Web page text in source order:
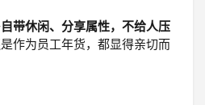
自带休闲、分享属性，不给人压
作为员工年货，都显得亲切而